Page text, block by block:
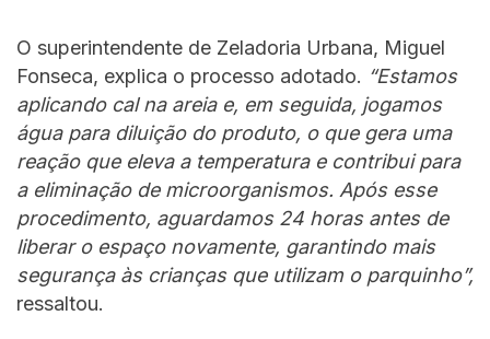
O superintendente de Zeladoria Urbana, Miguel
Fonseca, explica o processo adotado. “Estamos
aplicando cal na areia e, em seguida, jogamos
água para diluição do produto, o que gera uma
reação que eleva a temperatura e contribui para
a eliminação de microorganismos. Após esse
procedimento, aguardamos 24 horas antes de
liberar o espaço novamente, garantindo mais
segurança às crianças que utilizam o parquinho”,
ressaltou.